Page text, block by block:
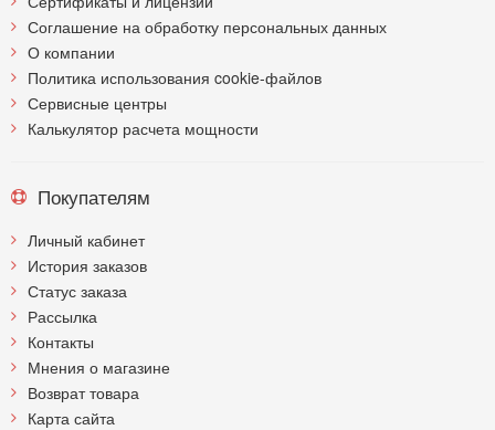
Соглашение на обработку персональных данных
О компании
Политика использования cookie-файлов
Сервисные центры
Калькулятор расчета мощности
Покупателям
Личный кабинет
История заказов
Статус заказа
Рассылка
Контакты
Мнения о магазине
Возврат товара
Карта сайта